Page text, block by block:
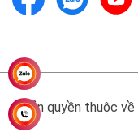
Bản quyền thuộc về